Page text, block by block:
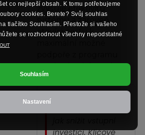
co nejlepší obsah. K tomu potřebujeme
cookies. Berete? Svůj souhlas
tlačítko Souhlasím. Přestože si vašeho
se rozhodnout všechny nepodstatné
Souhlasím
Nastavení
zvyšuje efektivitu
systému a zároveň
otevírá cestu k
Nová zelená úsporám.
investici. Klíčové